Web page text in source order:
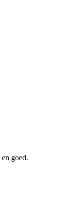
goed.